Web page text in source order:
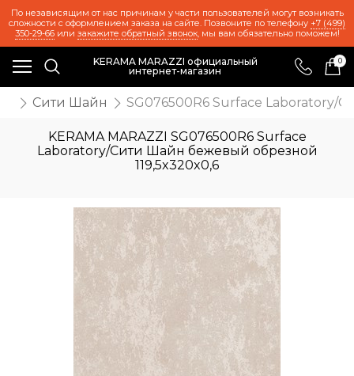
По независящим от нас причинам у части пользователей могут возникать
сложности с оформлением заказа на сайте. Позвоните по телефону +7 (499)
350-29-66или закажите обратный звонок, мы вам обязательно поможем!
KERAMA MARAZZI официальный
интернет-магазин
0
Сити Шайн SG076500R6 Surface Laboratory/
KERAMA MARAZZI SG076500R6 Surface
Laboratory/Сити Шайн бежевый обрезной
119,5x320x0,6